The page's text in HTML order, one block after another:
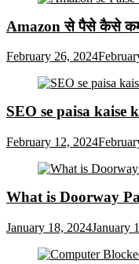
Amazon से पैसे कैसे
February 26, 2024
SEO se paisa kaise
February 12, 2024
What is Doorway
January 18, 2024January